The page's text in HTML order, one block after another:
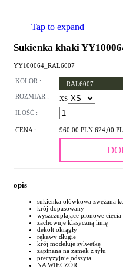
Tap to expand
Sukienka khaki
YY100064_RAL6007
KOLOR : RAL6007
ROZMIAR : XS
ILOŚĆ :
CENA : 960,00 PLN 624,00
opis
sukienka ołówkowa zwężana
krój dopasowany
wyszczuplające pionowe cięcia
zachowuje klasyczną linię
dekolt okrągły
rękawy długie
krój modeluje sylwetkę
zapinana na zamek z tyłu
precyzyjnie odszyta
NA WIECZÓR